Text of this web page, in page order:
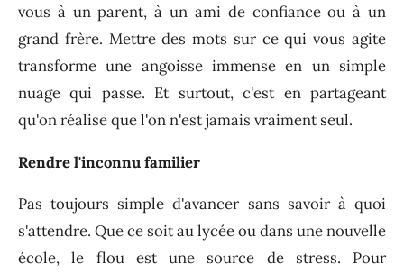
vous à un parent, à un ami de confiance ou à un
grand frère. Mettre des mots sur ce qui vous agite
transforme une angoisse immense en un simple
nuage qui passe. Et surtout, c'est en partageant
qu'on réalise que l'on n'est jamais vraiment seul.
Rendre l'inconnufamilier
Pas toujours simple d'avancer sans savoir à quoi
s'attendre. Que ce soit au lycée ou dans une nouvelle
école, le flou est une source de stress. Pour